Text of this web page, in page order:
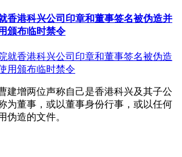
香港科兴公司印章和董事签名被伪造并
颁布临时禁令
建增两位声称自己是香港科兴及其子公
为董事，或以董事身份行事，或以任何
伪造的文件。